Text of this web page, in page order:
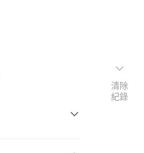
清除
紀錄